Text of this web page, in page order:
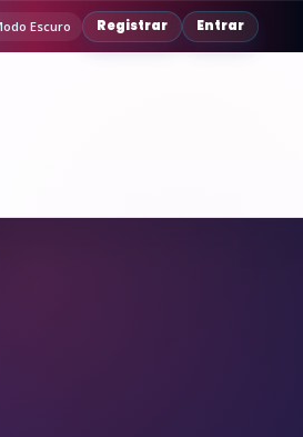
Escuro Registrar Entrar